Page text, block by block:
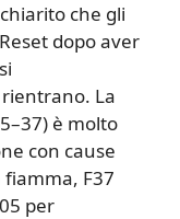
che gli
dopo aver
La
è molto
con cause
F37
per